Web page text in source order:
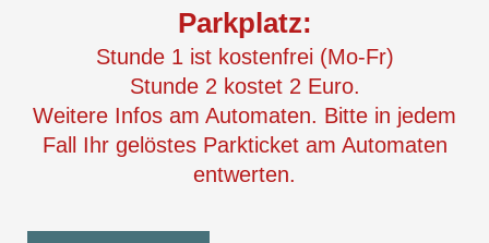
Parkplatz:
Stunde 1 ist kostenfrei (Mo-Fr)
Stunde 2 kostet 2 Euro.
Weitere Infos am Automaten. Bitte in jedem
Fall Ihr gelöstes Parkticket am Automaten
entwerten.